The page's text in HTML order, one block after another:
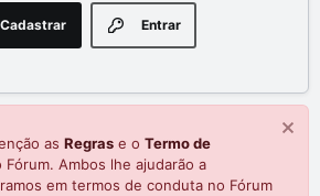
Entrar
Cadastrar
as Regras e o Termo de
Fórum. Ambos lhe ajudarão a
em termos de conduta no Fórum